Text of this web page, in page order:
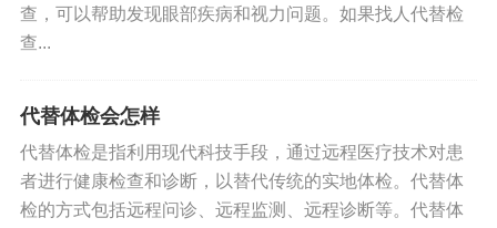
查，可以帮助发现眼部疾病和视力问题。如果找人代替检
查...
代替体检会怎样
代替体检是指利用现代科技手段，通过远程医疗技术对患
者进行健康检查和诊断，以替代传统的实地体检。代替体
检的方式包括远程问诊、远程监测、远程诊断等。代替体